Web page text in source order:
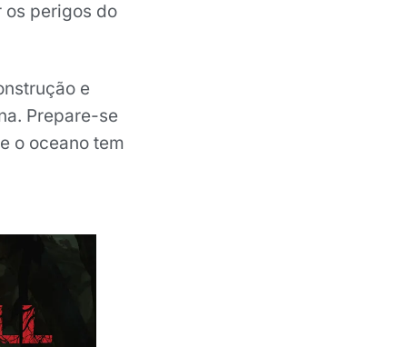
os perigos do
e
Prepare-se
o oceano tem